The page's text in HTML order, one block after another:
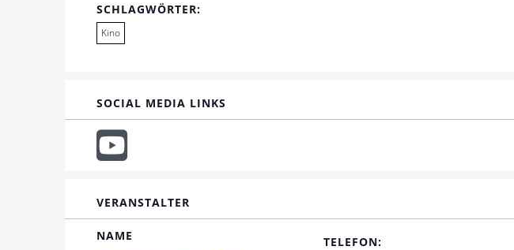
SCHLAGWÖRTER:
Kino
SOCIAL MEDIA LINKS
VERANSTALTER
NAME TELEFON: